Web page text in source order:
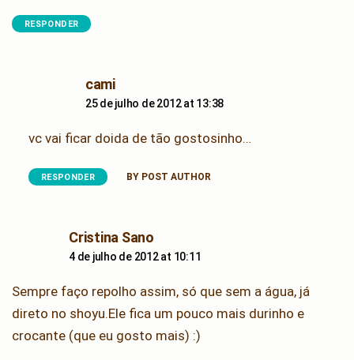
RESPONDER
camisays:
25 de julho de 2012 at 13:38
vc vai ficar doida de tão gostosinho…
RESPONDER BY POST AUTHOR
Cristina Sanosays:
4 de julho de 2012 at 10:11
Sempre faço repolho assim, só que sem a água, já
direto no shoyu.Ele fica um pouco mais durinho e
crocante (que eu gosto mais) :)